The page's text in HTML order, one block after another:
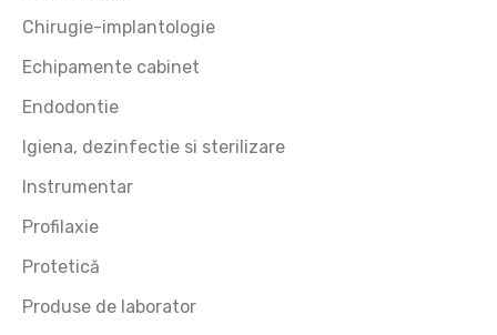
Chirugie-implantologie
Echipamente cabinet
Endodontie
Igiena, dezinfectie si sterilizare
Instrumentar
Profilaxie
Protetică
Produse de laborator